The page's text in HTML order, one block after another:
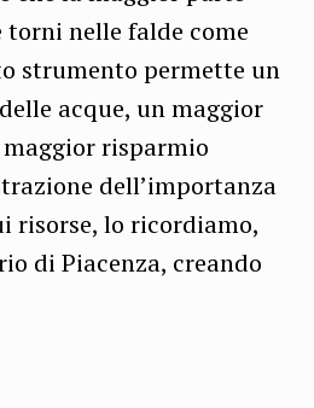
nelle falde come
strumento permette un
acque, un maggior
risparmio
dell’importanza
risorse, lo ricordiamo,
di Piacenza, creando